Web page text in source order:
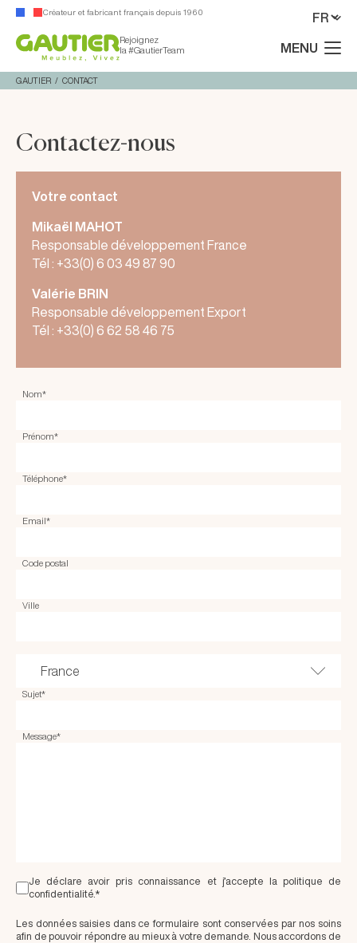
Créateur et fabricant français depuis 1960
Rejoignez
la #GautierTeam
MENU
GAUTIER CONTACT
Contactez-nous
Votre contact
Mikaël MAHOT
Responsable développement France
Tél : +33(0) 6 03 49 87 90
Valérie BRIN
Responsable développement Export
Tél : +33(0) 6 62 58 46 75
Nom*
Prénom*
Téléphone*
Email*
Code postal
Ville
Sujet*
Message*
Je déclare avoir pris connaissance et j’accepte la politique de
confidentialité.*
Les données saisies dans ce formulaire sont conservées par nos soins
afin de pouvoir répondre au mieux à votre demande. Nous accordons de